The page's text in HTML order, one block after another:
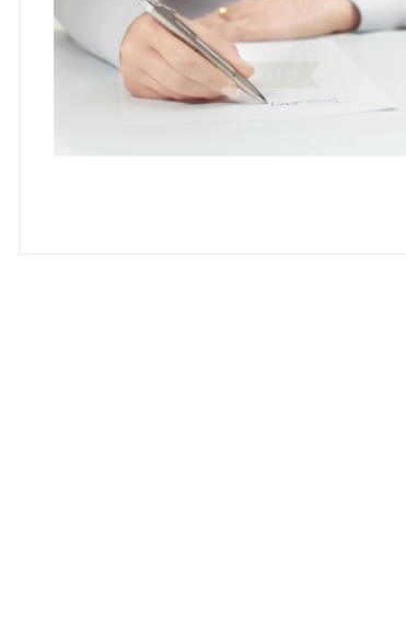
Obwoluty Drewno Skórzany